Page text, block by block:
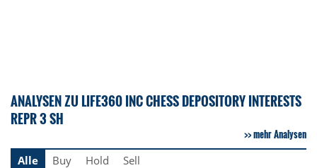
ANALYSEN ZU LIFE360 INC CHESS DEPOSITORY INTERESTS
REPR 3 SH
mehr Analysen
Alle
Buy Hold Sell